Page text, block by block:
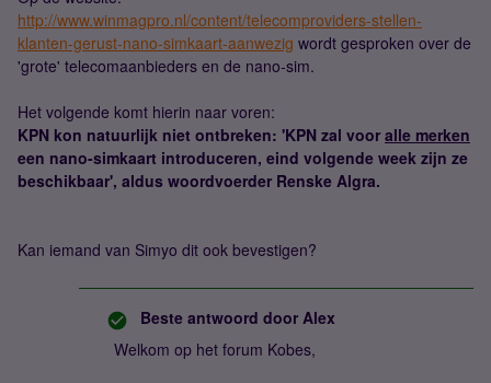
http://www.winmagpro.nl/content/telecomproviders-stellen-
klanten-gerust-nano-simkaart-aanwezig wordt gesproken over de
'grote' telecomaanbieders en de nano-sim.
Het volgende komt hierin naar voren:
KPN kon natuurlijk niet ontbreken: 'KPN zal voor alle merken
een nano-simkaart introduceren, eind volgende week zijn ze
beschikbaar', aldus woordvoerder Renske Algra.
Kan iemand van Simyo dit ook bevestigen?
Beste antwoord door Alex
Welkom op het forum Kobes,